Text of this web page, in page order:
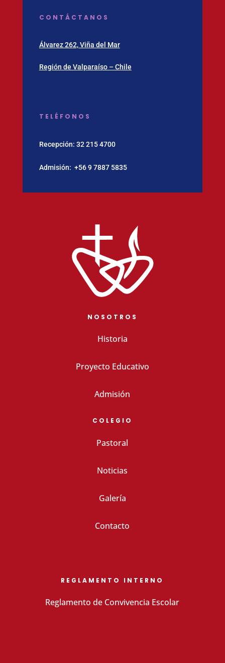
CONTÁCTANOS
Álvarez 262, Viña del Mar
Región de Valparaíso – Chile
TELÉFONOS
Recepción: 32 215 4700
Admisión: ‪+56 9 7887 5835
NOSOTROS
Historia
Proyecto Educativo
Admisión
COLEGIO
Pastoral
Noticias
Galería
Contacto
REGLAMENTO INTERNO
Reglamento de Convivencia Escolar